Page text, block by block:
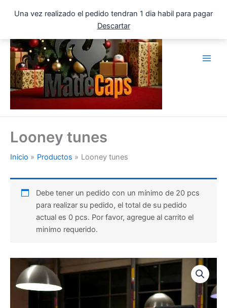
Una vez realizado el pedido tendran 1 dia habil para pagar
Descartar
Looney tunes
Inicio Productos Looney tunes
Debe tener un pedido con un mínimo de 20 pcs
para realizar su pedido, el total de su pedido
actual es 0 pcs. Por favor, agregue al carrito el
minimo requerido.